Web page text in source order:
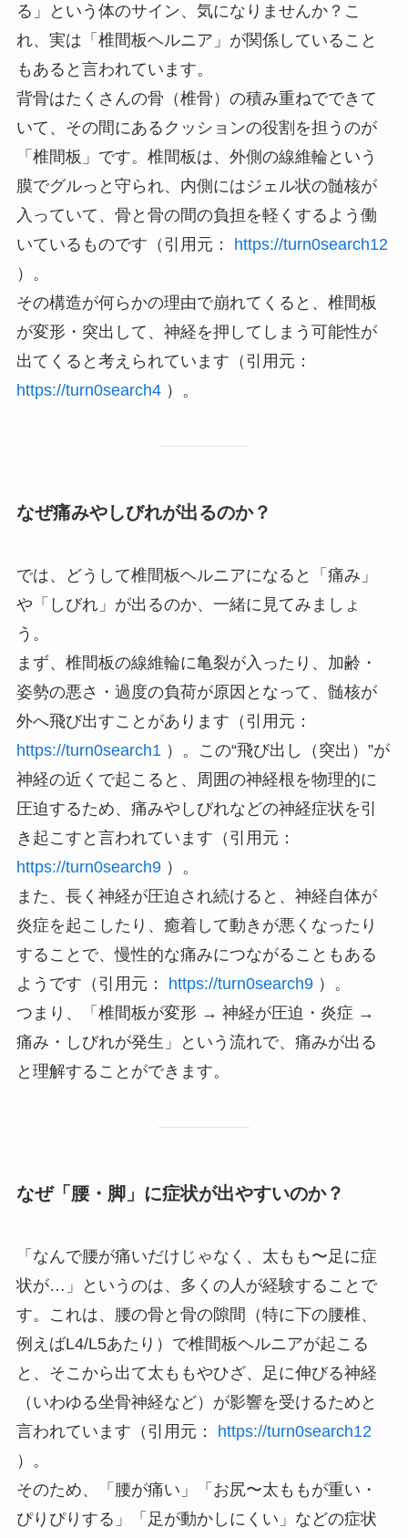
る」という体のサイン、気になりませんか？こ
れ、実は「椎間板ヘルニア」が関係していること
もあると言われています。
背骨はたくさんの骨（椎骨）の積み重ねでできて
いて、その間にあるクッションの役割を担うのが
「椎間板」です。椎間板は、外側の線維輪という
膜でグルっと守られ、内側にはジェル状の髄核が
入っていて、骨と骨の間の負担を軽くするよう働
いているものです（引用元： https://turn0search12
）。
その構造が何らかの理由で崩れてくると、椎間板
が変形・突出して、神経を押してしまう可能性が
出てくると考えられています（引用元：
https://turn0search4）。
なぜ痛みやしびれが出るのか？
では、どうして椎間板ヘルニアになると「痛み」
や「しびれ」が出るのか、一緒に見てみましょ
う。
まず、椎間板の線維輪に亀裂が入ったり、加齢・
姿勢の悪さ・過度の負荷が原因となって、髄核が
外へ飛び出すことがあります（引用元：
https://turn0search1）。この“飛び出し（突出）”が
神経の近くで起こると、周囲の神経根を物理的に
圧迫するため、痛みやしびれなどの神経症状を引
き起こすと言われています（引用元：
https://turn0search9）。
また、長く神経が圧迫され続けると、神経自体が
炎症を起こしたり、癒着して動きが悪くなったり
することで、慢性的な痛みにつながることもある
ようです（引用元：
https://turn0search9）。
つまり、「椎間板が変形 → 神経が圧迫・炎症 →
痛み・しびれが発生」という流れで、痛みが出る
と理解することができます。
なぜ「腰・脚」に症状が出やすいのか？
「なんで腰が痛いだけじゃなく、太もも〜足に症
状が…」というのは、多くの人が経験することで
す。これは、腰の骨と骨の隙間（特に下の腰椎、
例えばL4/L5あたり）で椎間板ヘルニアが起こる
と、そこから出て太ももやひざ、足に伸びる神経
（いわゆる坐骨神経など）が影響を受けるためと
言われています（引用元：
https://turn0search12
）。
そのため、「腰が痛い」「お尻〜太ももが重い・
ぴりぴりする」「足が動かしにくい」などの症状